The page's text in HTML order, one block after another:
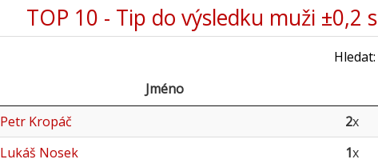
TOP 10 - Tip do výsledku muži ±0,2 s
Hledat:
Jméno
Petr Kropáč 2x
Lukáš Nosek 1x